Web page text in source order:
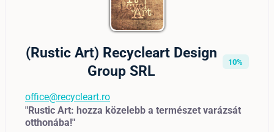
(Rustic Art) Recycleart Design
Group SRL
10%
office@recycleart.ro
"Rustic Art: hozza közelebb a természet varázsát
otthonába!"